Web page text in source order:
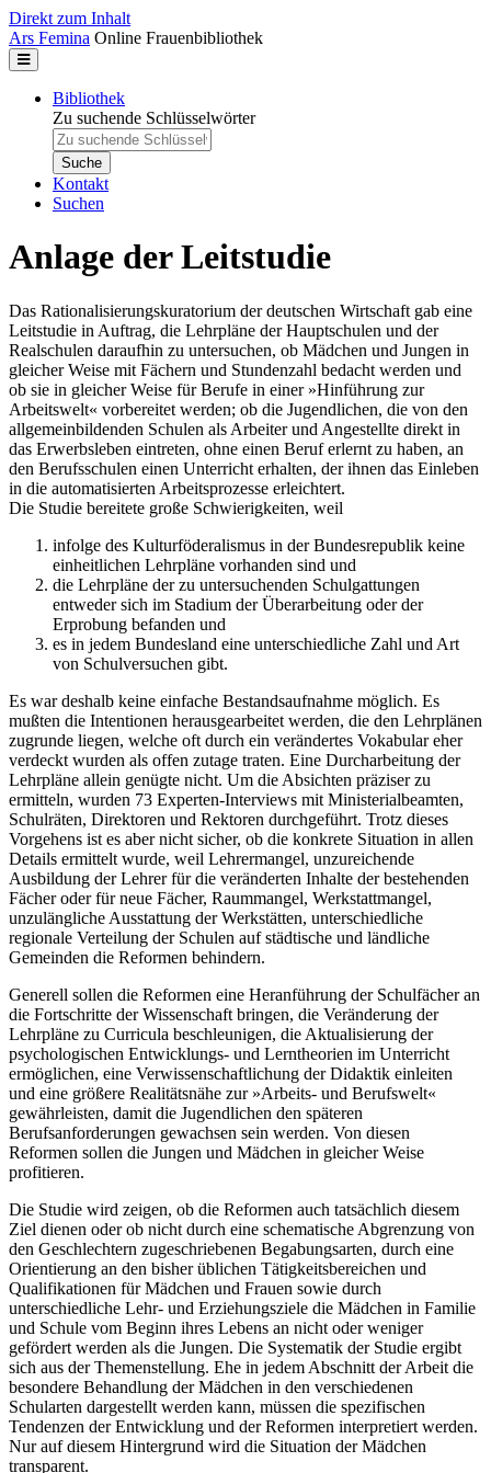
Direkt zum Inhalt
Ars Femina Online Frauenbibliothek
Bibliothek
Zu suchende Schlüsselwörter
Kontakt
Suchen
Anlage der Leitstudie
Das Rationalisierungskuratorium der deutschen Wirtschaft gab eine
Leitstudie in Auftrag, die Lehrpläne der Hauptschulen und der
Realschulen daraufhin zu untersuchen, ob Mädchen und Jungen in
gleicher Weise mit Fächern und Stundenzahl bedacht werden und
ob sie in gleicher Weise für Berufe in einer »Hinführung zur
Arbeitswelt« vorbereitet werden; ob die Jugendlichen, die von den
allgemeinbildenden Schulen als Arbeiter und Angestellte direkt in
das Erwerbsleben eintreten, ohne einen Beruf erlernt zu haben, an
den Berufsschulen einen Unterricht erhalten, der ihnen das Einleben
in die automatisierten Arbeitsprozesse erleichtert.
Die Studie bereitete große Schwierigkeiten, weil
infolge des Kulturföderalismus in der Bundesrepublik keine
einheitlichen Lehrpläne vorhanden sind und
die Lehrpläne der zu untersuchenden Schulgattungen
entweder sich im Stadium der Überarbeitung oder der
Erprobung befanden und
es in jedem Bundesland eine unterschiedliche Zahl und Art
von Schulversuchen gibt.
Es war deshalb keine einfache Bestandsaufnahme möglich. Es
mußten die Intentionen herausgearbeitet werden, die den Lehrplänen
zugrunde liegen, welche oft durch ein verändertes Vokabular eher
verdeckt wurden als offen zutage traten. Eine Durcharbeitung der
Lehrpläne allein genügte nicht. Um die Absichten präziser zu
ermitteln, wurden 73 Experten-Interviews mit Ministerialbeamten,
Schulräten, Direktoren und Rektoren durchgeführt. Trotz dieses
Vorgehens ist es aber nicht sicher, ob die konkrete Situation in allen
Details ermittelt wurde, weil Lehrermangel, unzureichende
Ausbildung der Lehrer für die veränderten Inhalte der bestehenden
Fächer oder für neue Fächer, Raummangel, Werkstattmangel,
unzulängliche Ausstattung der Werkstätten, unterschiedliche
regionale Verteilung der Schulen auf städtische und ländliche
Gemeinden die Reformen behindern.
Generell sollen die Reformen eine Heranführung der Schulfächer an
die Fortschritte der Wissenschaft bringen, die Veränderung der
Lehrpläne zu Curricula beschleunigen, die Aktualisierung der
psychologischen Entwicklungs- und Lerntheorien im Unterricht
ermöglichen, eine Verwissenschaftlichung der Didaktik einleiten
und eine größere Realitätsnähe zur »Arbeits- und Berufswelt«
gewährleisten, damit die Jugendlichen den späteren
Berufsanforderungen gewachsen sein werden. Von diesen
Reformen sollen die Jungen und Mädchen in gleicher Weise
profitieren.
Die Studie wird zeigen, ob die Reformen auch tatsächlich diesem
Ziel dienen oder ob nicht durch eine schematische Abgrenzung von
den Geschlechtern zugeschriebenen Begabungsarten, durch eine
Orientierung an den bisher üblichen Tätigkeitsbereichen und
Qualifikationen für Mädchen und Frauen sowie durch
unterschiedliche Lehr- und Erziehungsziele die Mädchen in Familie
und Schule vom Beginn ihres Lebens an nicht oder weniger
gefördert werden als die Jungen. Die Systematik der Studie ergibt
sich aus der Themenstellung. Ehe in jedem Abschnitt der Arbeit die
besondere Behandlung der Mädchen in den verschiedenen
Schularten dargestellt werden kann, müssen die spezifischen
Tendenzen der Entwicklung und der Reformen interpretiert werden.
Nur auf diesem Hintergrund wird die Situation der Mädchen
transparent.